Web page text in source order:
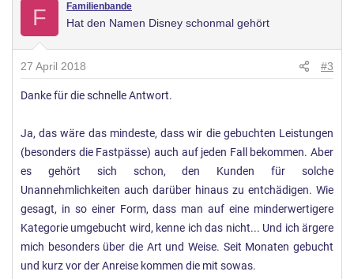
F Familienbande
Hat den Namen Disney schonmal gehört
27 April 2018 #3
Danke für die schnelle Antwort.
Ja, das wäre das mindeste, dass wir die gebuchten Leistungen
(besonders die Fastpässe) auch auf jeden Fall bekommen. Aber
es gehört sich schon, den Kunden für solche
Unannehmlichkeiten auch darüber hinaus zu entchädigen. Wie
gesagt, in so einer Form, dass man auf eine minderwertigere
Kategorie umgebucht wird, kenne ich das nicht... Und ich ärgere
mich besonders über die Art und Weise. Seit Monaten gebucht
und kurz vor der Anreise kommen die mit sowas.